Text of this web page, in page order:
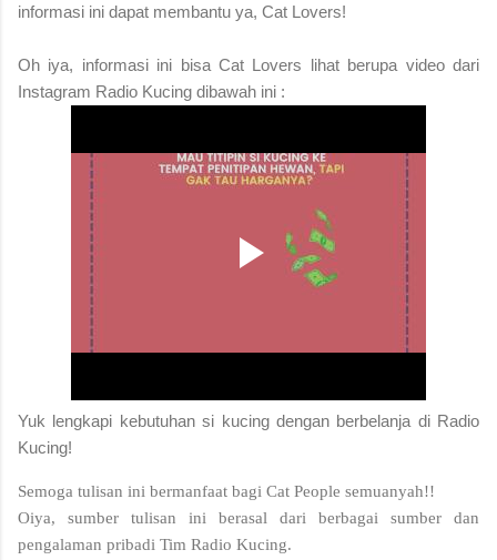
informasi ini dapat membantu ya, Cat Lovers!
Oh iya, informasi ini bisa Cat Lovers lihat berupa video dari
Instagram Radio Kucing dibawah ini :
Yuk lengkapi kebutuhan si kucing dengan berbelanja di Radio
Kucing!
Semoga tulisan ini bermanfaat bagi Cat People semuanyah!!
Oiya, sumber tulisan ini berasal dari berbagai sumber dan
pengalaman pribadi Tim Radio Kucing.